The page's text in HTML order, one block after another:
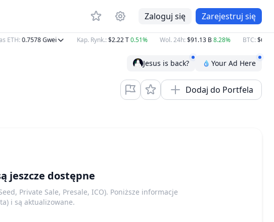
Zaloguj się Zarejestruj się
ETH:0.7578Gwei Kap. Rynk.:$2.22 T0.51% Wol. 24h:$91.13 B 8.28% BTC:
Jesus is back? Your Ad Here
Dodaj do Portfela
jeszcze dostępne
Private Sale, Presale, ICO). Poniższe informacje
i są aktualizowane.